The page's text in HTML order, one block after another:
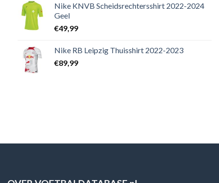
Nike KNVB Scheidsrechtersshirt 2022-2024
Geel
€49,99
Nike RB Leipzig Thuisshirt 2022-2023
€89,99